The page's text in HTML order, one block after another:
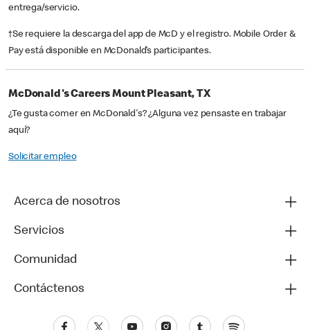
entrega/servicio.
†Se requiere la descarga del app de McD y el registro. Mobile Order &
Pay está disponible en McDonald’s participantes.
McDonald's Careers Mount Pleasant, TX
¿Te gusta comer en McDonald's? ¿Alguna vez pensaste en trabajar
aquí?
Solicitar empleo
Acerca de nosotros
Servicios
Comunidad
Contáctenos